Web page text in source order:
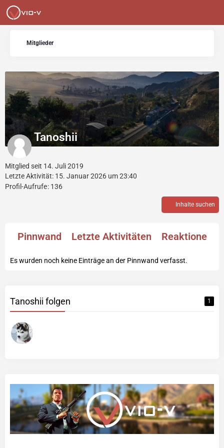
Mitglieder
Tanoshii
Mitglied seit 14. Juli 2019
Letzte Aktivität: 15. Januar 2026 um 23:40
Profil-Aufrufe 136
Inhalte suchen
Pinnwand Letzte Aktivitäten Reaktionen
Es wurden noch keine Einträge an der Pinnwand verfasst.
Tanoshii folgen 1